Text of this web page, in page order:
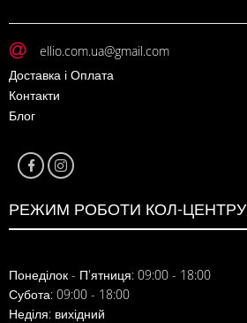
ellio.com.ua@gmail.com
Доставка і Оплата
Контакти
Блог
РЕЖИМ РОБОТИ КОЛ-ЦЕНТРУ
Понеділок - П'ятниця: 09:00 - 18:00
Субота: 09:00 - 18:00
Неділя: вихідний